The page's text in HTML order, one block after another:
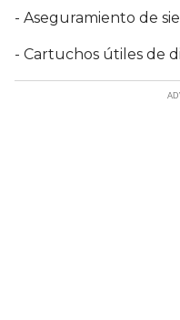
- Aseguramiento de
- Cartuchos útiles de